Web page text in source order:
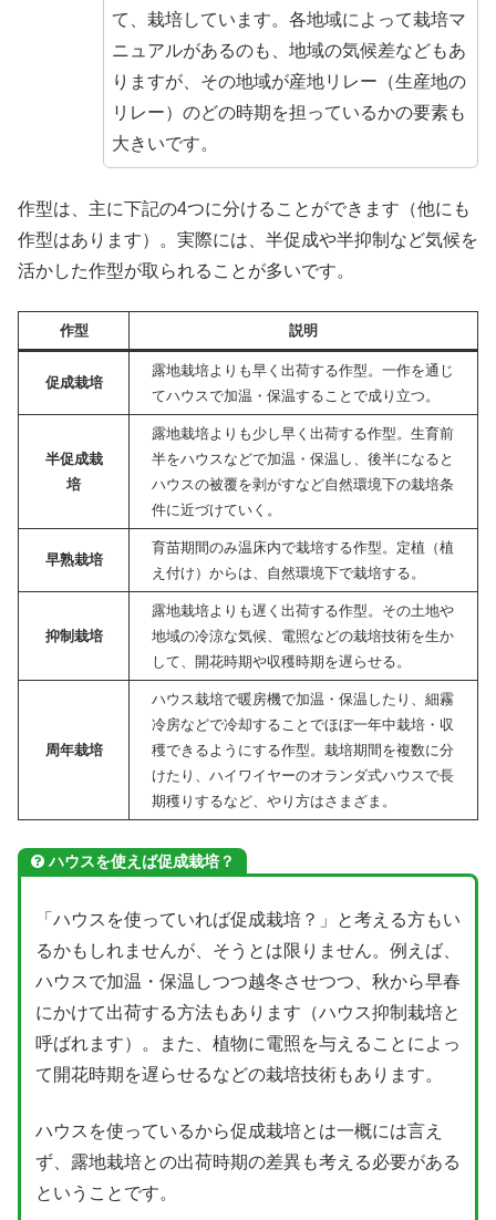
て、栽培しています。各地域によって栽培マ
ニュアルがあるのも、地域の気候差などもあ
りますが、その地域が産地リレー（生産地の
リレー）のどの時期を担っているかの要素も
大きいです。
作型は、主に下記の4つに分けることができます（他にも
作型はあります）。実際には、半促成や半抑制など気候を
活かした作型が取られることが多いです。
作型 説明
促成栽培
露地栽培よりも早く出荷する作型。一作を通じ
てハウスで加温・保温することで成り立つ。
半促成栽
培
露地栽培よりも少し早く出荷する作型。生育前
半をハウスなどで加温・保温し、後半になると
ハウスの被覆を剥がすなど自然環境下の栽培条
件に近づけていく。
早熟栽培
育苗期間のみ温床内で栽培する作型。定植（植
え付け）からは、自然環境下で栽培する。
抑制栽培
露地栽培よりも遅く出荷する作型。その土地や
地域の冷涼な気候、電照などの栽培技術を生か
して、開花時期や収穫時期を遅らせる。
周年栽培
ハウス栽培で暖房機で加温・保温したり、細霧
冷房などで冷却することでほぼ一年中栽培・収
穫できるようにする作型。栽培期間を複数に分
けたり、ハイワイヤーのオランダ式ハウスで長
期穫りするなど、やり方はさまざま。
ハウスを使えば促成栽培？
「ハウスを使っていれば促成栽培？」と考える方もい
るかもしれませんが、そうとは限りません。例えば、
ハウスで加温・保温しつつ越冬させつつ、秋から早春
にかけて出荷する方法もあります（ハウス抑制栽培と
呼ばれます）。また、植物に電照を与えることによっ
て開花時期を遅らせるなどの栽培技術もあります。
ハウスを使っているから促成栽培とは一概には言え
ず、露地栽培との出荷時期の差異も考える必要がある
ということです。